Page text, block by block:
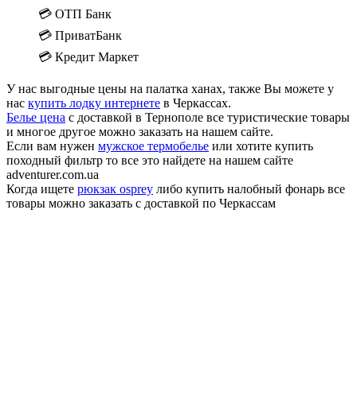
💳 ОТП Банк
💳 ПриватБанк
💳 Кредит Маркет
У нас выгодные цены на палатка ханах, также Вы можете у
нас купить лодку интернете в Черкассах.
Белье цена с доставкой в Тернополе все туристические товары
и многое другое можно заказать на нашем сайте.
Если вам нужен мужское термобелье или хотите купить
походный фильтр то все это найдете на нашем сайте
adventurer.com.ua
Когда ищете рюкзак osprey либо купить налобный фонарь все
товары можно заказать с доставкой по Черкассам